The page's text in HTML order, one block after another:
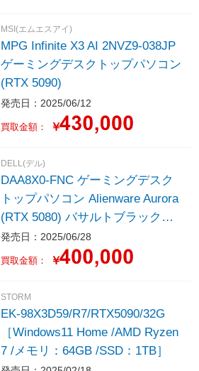
MSI(エムエスアイ)
MPG Infinite X3 AI 2NVZ9-038JP
ゲーミングデスクトップパソコン
(RTX 5090)
発売日：2025/06/12
買取金額： ￥
DELL(デル)
DAA8X0-FNC ゲーミングデスク
トップパソコン Alienware Aurora
(RTX 5080) バサルトブラック
［Windows11 Home /intel Core Ul
tra 7 /メモリ：32GB /SSD：1TB /
Officeソフト無し /2025年夏モデ
ル］
発売日：2025/06/28
買取金額： ￥
STORM
EK-98X3D59/R7/RTX5090/32G
［Windows11 Home /AMD Ryzen
7 /メモリ：64GB /SSD：1TB］